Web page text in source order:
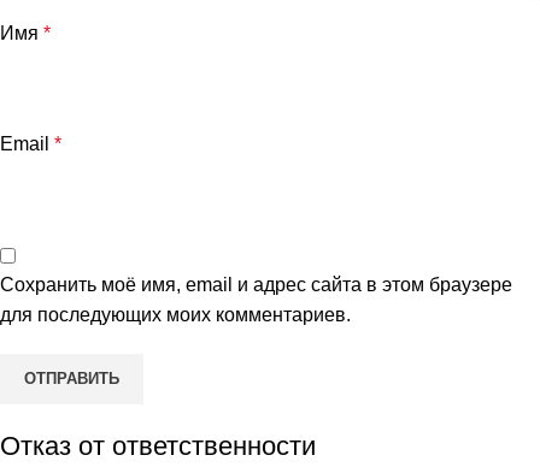
Имя *
Email *
Сохранить моё имя, email и адрес сайта в этом браузере
для последующих моих комментариев.
Отказ от ответственности